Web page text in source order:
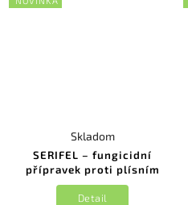
SERIFEL – fungicidní
přípravek proti plísním
Skladom
Detail